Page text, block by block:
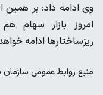
وی ادامه داد: بر
امروز بازار سهام
ریزساختارها ادامه
منبع روابط عمومی سازمان